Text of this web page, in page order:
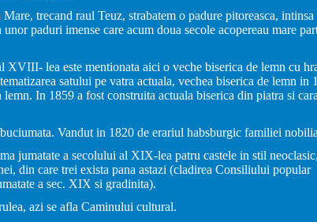
trecand raul Teuz, strabatem o padure pitoreasca, intinsa
unor paduri imense care acum doua secole acopereau mare
XVIII- lea este mentionata aici o veche biserica de lemn cu
satului pe vatra actuala, vechea biserica de lemn in
In 1859 a fost construita actuala biserica din piatra si
Vandut in 1820 de erariul habsburgic familiei
jumatate a secolului al XIX-lea patru castele in stil
din care trei exista pana astazi (cladirea Consiliului popular
a sec. XIX si gradinita).
azi se afla Caminului cultural.